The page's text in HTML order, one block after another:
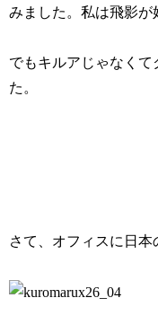
みました。私は飛影が
でもキルアじゃなくて
た。
さて、オフィスに日本